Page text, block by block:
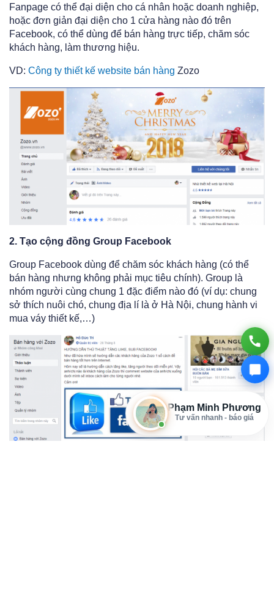
Fanpage có thể đại diện cho cá nhân hoặc doanh nghiệp,
hoặc đơn giản đại diện cho 1 cửa hàng nào đó trên
Facebook, có thể dùng để bán hàng trực tiếp, chăm sóc
khách hàng, làm thương hiệu.
VD: Công ty thiết kế website bán hàng Zozo
2. Tạo cộng đồng Group Facebook
Group Facebook dùng để chăm sóc khách hàng (có thể
bán hàng nhưng không phải mục tiêu chính). Group là
nhóm người cùng chung 1 đặc điểm nào đó (ví dụ: chung
sở thích nuôi chó, chung địa lí là ở Hà Nội, chung hành vi
mua váy thiết kế,…)
Phạm Minh Phương
Tư vấn nhanh - báo giá